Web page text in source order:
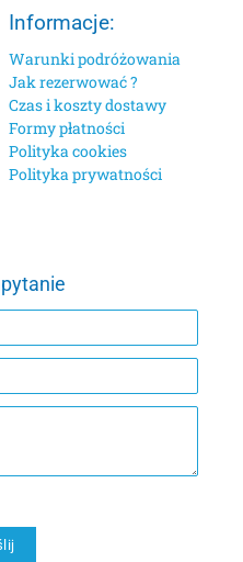
Informacje:
Warunki podróżowania
Jak rezerwować ?
Czas i koszty dostawy
Formy płatności
Polityka cookies
Polityka prywatności